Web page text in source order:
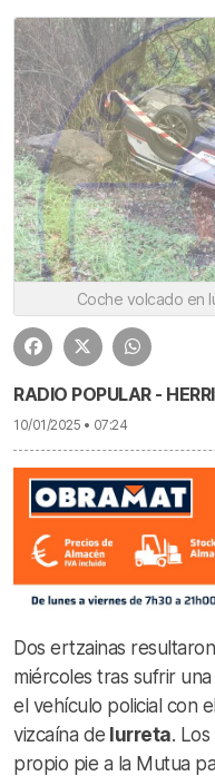
Coche volcado en
RADIO POPULAR -
10/01/2025 • 07:24
Dos ertzainas
miércoles tras sufrir una
el vehículo policial con
vizcaína de Iurreta.
propio pie a la Mutua